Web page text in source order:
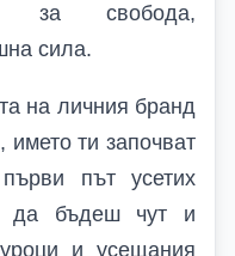
за свобода,
сила.
на личния бранд
името ти започват
път усетих
да бъдеш чут и
и усещания